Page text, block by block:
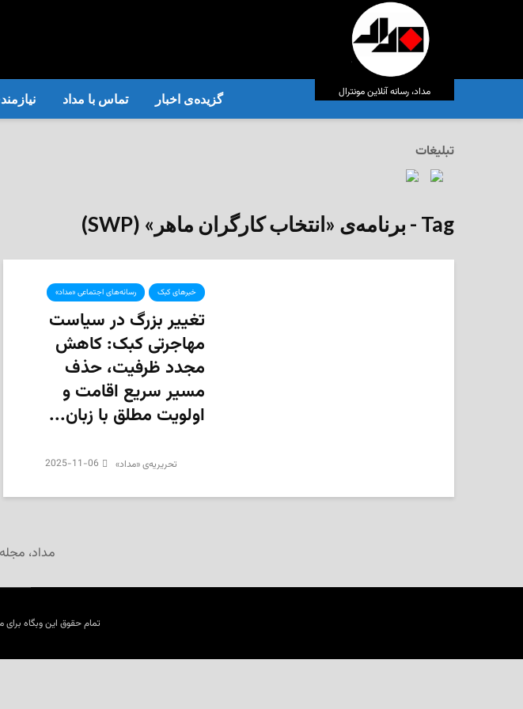
مداد، رسانه آنلاین مونترال گزیده‌ی‌ اخبار تماس با مداد
تبلیغات
Tag - برنامه‌ی «انتخاب کارگران ماهر» (SWP)
خبرهای کبک رسانه‌های اجتماعی «مداد»
تغییر بزرگ در سیاست
مهاجرتی کبک: کاهش
مجدد ظرفیت، حذف
مسیر سریع اقامت و
اولویت مطلق با زبان...
تحریریه‌ی «مداد» 2025-11-06
مداد،
تمام حقوق این وبگاه